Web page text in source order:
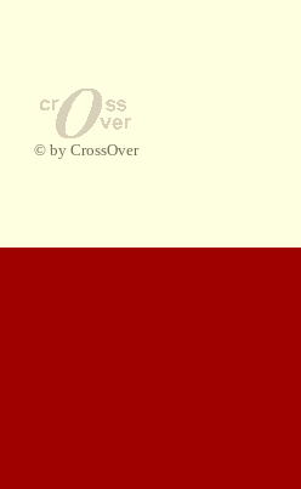
© by CrossOver